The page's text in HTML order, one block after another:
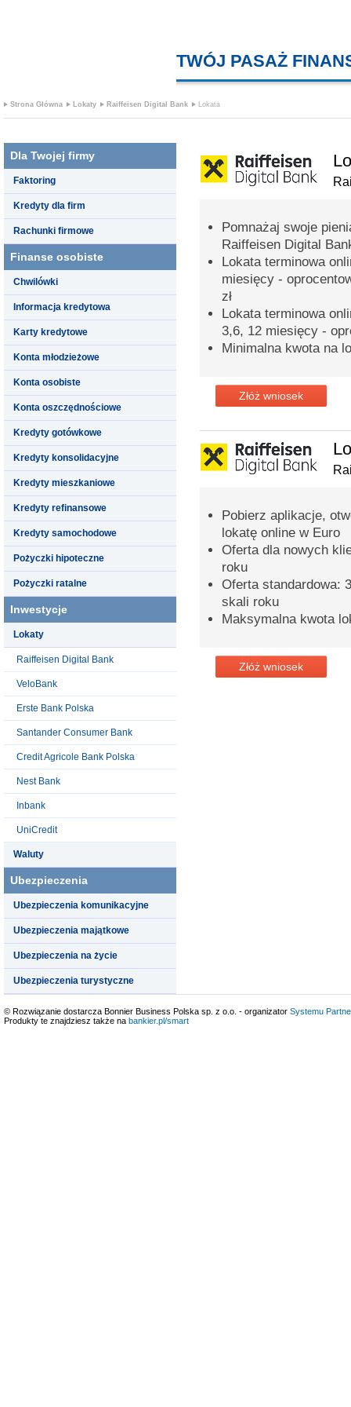
TWÓJ PASAŻ
Strona Główna Lokaty Raiffeisen Digital Bank Lokata
Dla Twojej firmy
Faktoring
Kredyty dla firm
Rachunki firmowe
Finanse osobiste
Chwilówki
Informacja kredytowa
Karty kredytowe
Konta młodzieżowe
Konta osobiste
Konta oszczędnościowe
Kredyty gotówkowe
Kredyty konsolidacyjne
Kredyty mieszkaniowe
Kredyty refinansowe
Kredyty samochodowe
Pożyczki hipoteczne
Pożyczki ratalne
Inwestycje
Lokaty
Raiffeisen Digital Bank
VeloBank
Erste Bank Polska
Santander Consumer Bank
Credit Agricole Bank Polska
Nest Bank
Inbank
UniCredit
Waluty
Ubezpieczenia
Ubezpieczenia komunikacyjne
Ubezpieczenia majątkowe
Ubezpieczenia na życie
Ubezpieczenia turystyczne
Pomnażaj swoje
Raiffeisen Digital
Lokata terminowa
miesięcy -
zł
Lokata terminowa
3,6, 12 miesięcy -
Minimalna kwota na
Złóż wniosek
Pobierz aplikacje,
lokatę online w Euro
Oferta dla nowych
roku
Oferta standardowa:
skali roku
Maksymalna kwota
Złóż wniosek
© Rozwiązanie dostarcza Bonnier Business Polska sp. z o.o. - organizator Systemu
Produkty te znajdziesz także na bankier.pl/smart